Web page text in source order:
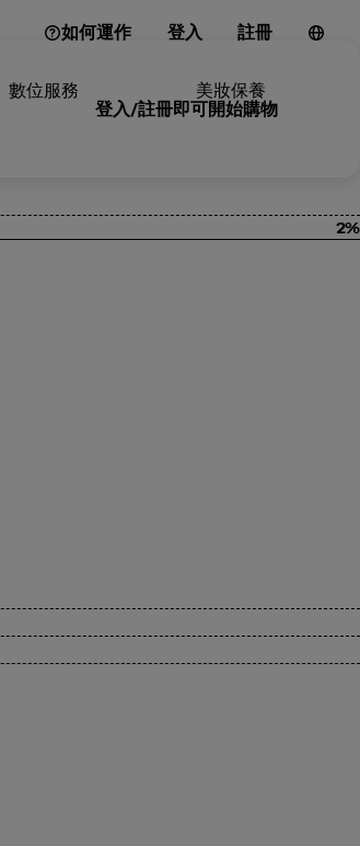
如何運作 登入 註冊
數位服務 美妝保養
登入/註冊即可開始購物
2%